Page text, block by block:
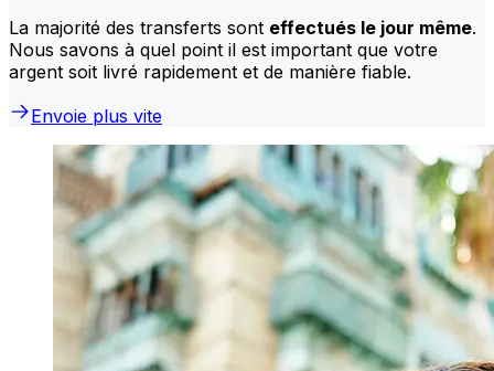
La majorité des transferts sont effectués le jour même.
Nous savons à quel point il est important que votre
argent soit livré rapidement et de manière fiable.
Envoie plus vite